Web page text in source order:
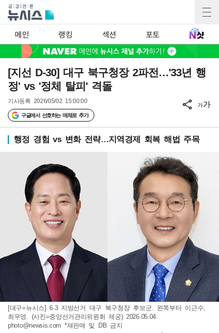
메인 랭킹 섹션 포토
[지선 D-30] 대구 북구청장 2파전…'33년 행
정' vs '정체 탈피' 격돌
기사등록 2026/05/02 15:00:00
구글에서 선호하는 매체로 추가
가가
행정 경험 vs 변화 전략…지역경제 회복 해법 주목
[대구=뉴시스] 6·3 지방선거 대구 북구청장 후보군. 왼쪽부터 이근수,
최우영. (사진=중앙선거관리위원회 제공) 2026.05.04.
photo@newsis.com *재판매 및 DB 금지